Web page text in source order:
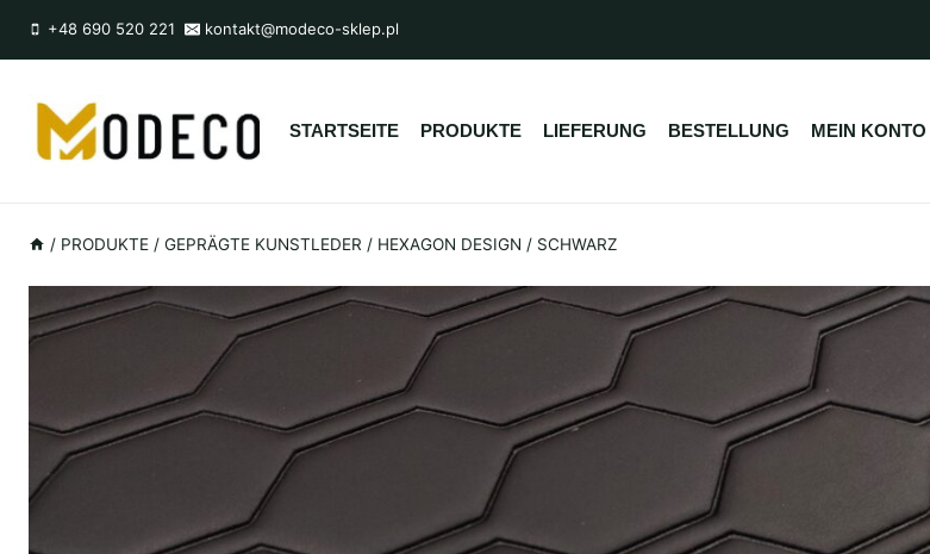
Inhalt
+48 690 520 221 kontakt@modeco-sklep.pl
STARTSEITE PRODUKTE LIEFERUNG BESTELLUNG MEIN KONTO
/ PRODUKTE / GEPRÄGTE KUNSTLEDER / HEXAGON DESIGN / SCHWARZ